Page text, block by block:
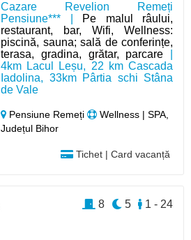
Cazare Revelion Remeți
Pensiune*** |
Pe malul râului,
restaurant, bar, Wifi, Wellness:
piscină, sauna; sală de conferințe,
terasa, gradina, grătar, parcare
4km Lacul Leșu, 22 km Cascada
Iadolina, 33km Pârtia schi Stâna
de Vale
Pensiune Remeți
Wellness | SPA,
Județul Bihor
Tichet | Card vacanță
1 - 24
5
8